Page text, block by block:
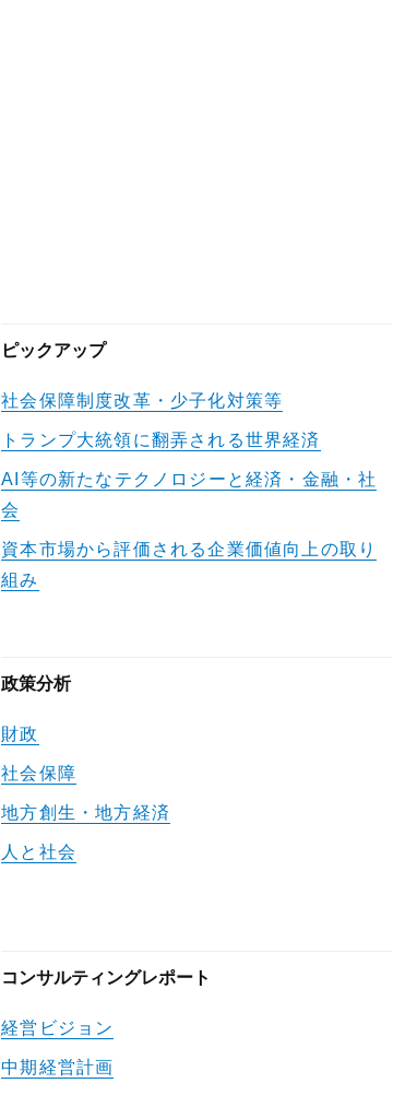
ピックアップ
社会保障制度改革・少子化対策等
トランプ大統領に翻弄される世界経済
AI等の新たなテクノロジーと経済・金融・社
会
資本市場から評価される企業価値向上の取り
組み
政策分析
財政
社会保障
地方創生・地方経済
人と社会
コンサルティングレポート
経営ビジョン
中期経営計画